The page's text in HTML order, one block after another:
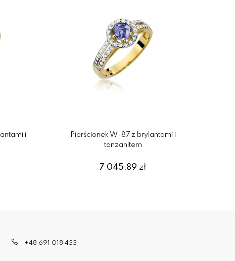
i
Pierścionek W-87 z brylantami i
tanzanitem
7 045,89 zł
+48 691 018 433